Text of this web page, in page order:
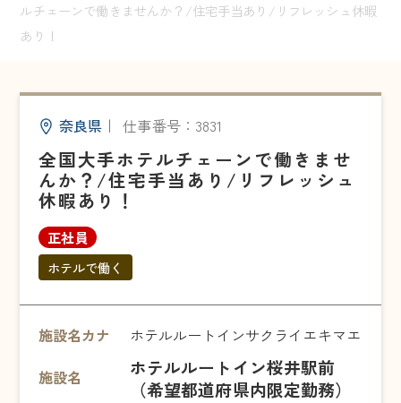
ルチェーンで働きませんか？/住宅手当あり/リフレッシュ休暇
あり！
奈良県 ｜ 仕事番号：3831
全国大手ホテルチェーンで働きませ
んか？/住宅手当あり/リフレッシュ
休暇あり！
正社員
ホテルで働く
施設名カナ
ホテルルートインサクライエキマエ
施設名
ホテルルートイン桜井駅前
（希望都道府県内限定勤務）